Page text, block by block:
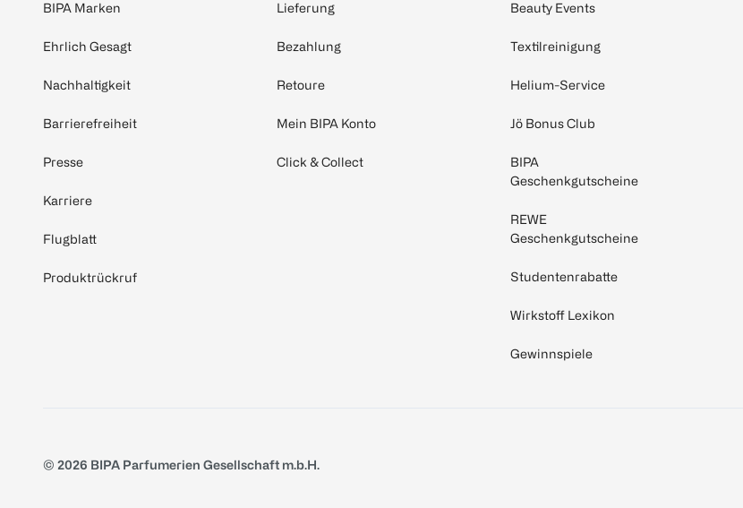
BIPA Marken
Ehrlich Gesagt
Nachhaltigkeit
Barrierefreiheit
Presse
Karriere
Flugblatt
Produktrückruf
Lieferung
Bezahlung
Retoure
Mein BIPA Konto
Click & Collect
Beauty Events
Textilreinigung
Helium-Service
Jö Bonus Club
BIPA
Geschenkgutscheine
REWE
Geschenkgutscheine
Studentenrabatte
Wirkstoff Lexikon
Gewinnspiele
© 2026 BIPA Parfumerien Gesellschaft m.b.H.